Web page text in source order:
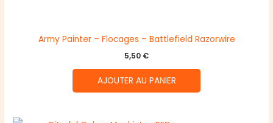
Army Painter – Flocages – Battlefield Razorwire
5,50 €
AJOUTER AU PANIER